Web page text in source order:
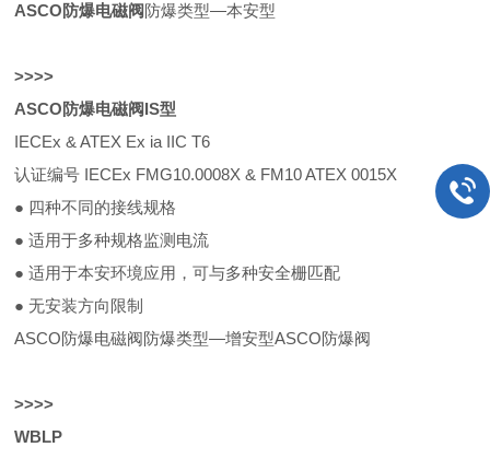
ASCO防爆电磁阀防爆类型—本安型
>>>>
ASCO防爆电磁阀IS型
IECEx & ATEX Ex ia IIC T6
认证编号 IECEx FMG10.0008X & FM10 ATEX 0015X
● 四种不同的接线规格
● 适用于多种规格监测电流
● 适用于本安环境应用，可与多种安全栅匹配
● 无安装方向限制
ASCO防爆电磁阀防爆类型—增安型ASCO防爆阀
>>>>
WBLP